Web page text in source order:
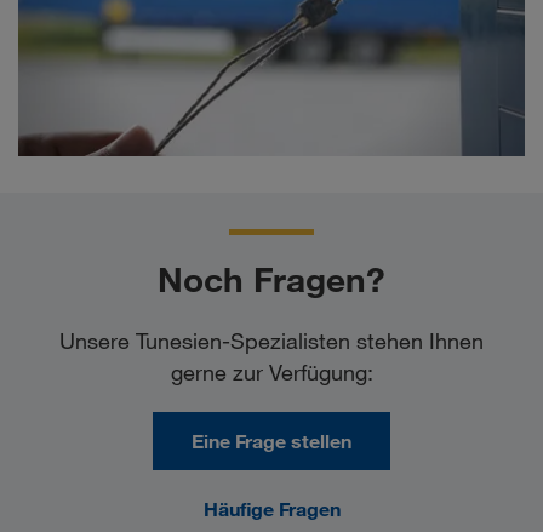
Noch Fragen?
Unsere Tunesien-Spezialisten stehen Ihnen
gerne zur Verfügung:
Eine Frage stellen
Häufige Fragen